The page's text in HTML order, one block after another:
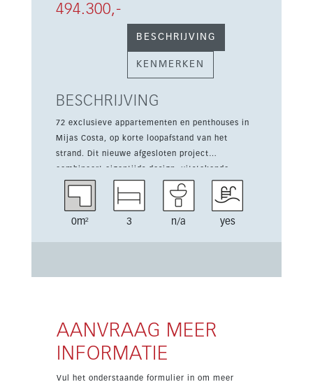
494.300,-
BESCHRIJVING
KENMERKEN
BESCHRIJVING
72 exclusieve appartementen en penthouses in
Mijas Costa, op korte loopafstand van het
strand. Dit nieuwe afgesloten project
combineert eigentijds design, uitstekende
gemeenschappelijke voorzieningen en een
gewilde kustligging. De woningen bieden lichte
penthouses beschikken over royale
van een gemeenschappelijk zwembad,
mediterrane tuinen, een fitnessruimte en een
social club. De ligging is ideaal, halverwege
0m² 3 n/a yes
AANVRAAG MEER
INFORMATIE
Vul het onderstaande formulier in om meer